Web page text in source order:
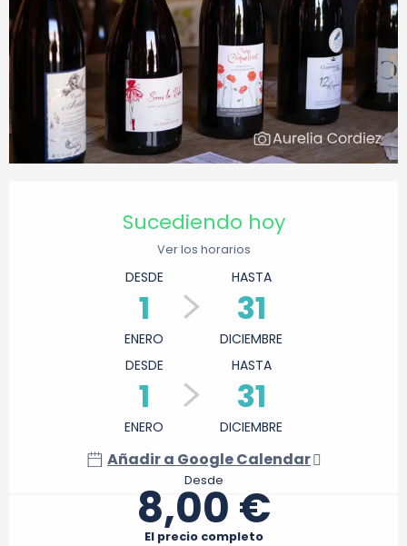
Sucediendo hoy
Ver los horarios
DESDE
1
ENERO
HASTA
31
DICIEMBRE
DESDE
1
ENERO
HASTA
31
DICIEMBRE
Añadir a Google Calendar
Desde
8,00 €
El precio completo